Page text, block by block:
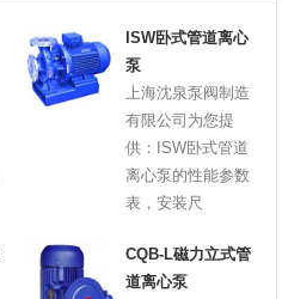
ISW卧式管道离心
泵
上海沈泉泵阀制造
有限公司为您提
供：ISW卧式管道
离心泵的性能参数
表，安装尺
CQB-L磁力立式管
道离心泵